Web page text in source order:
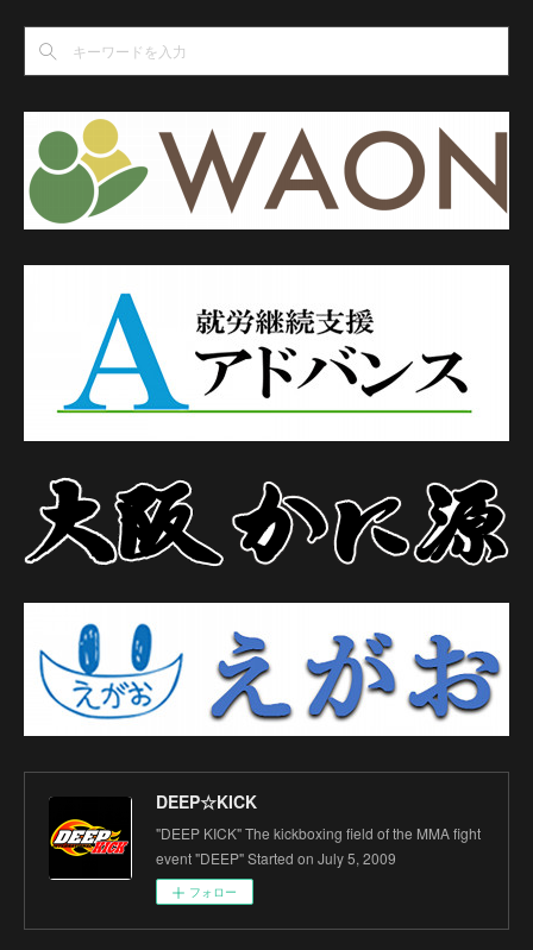
DEEP☆KICK
"DEEP KICK" The kickboxing field of the MMA fight
event "DEEP" Started on July 5, 2009
フォロー